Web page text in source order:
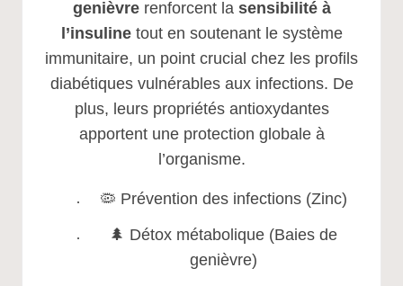
genièvrerenforcent la sensibilité à
l’insulinetout en soutenant le système
immunitaire, un point crucial chez les profils
diabétiques vulnérables aux infections. De
plus, leurs propriétés antioxydantes
apportent une protection globale à
l’organisme.
🦠 Prévention des infections (Zinc)
🌲 Détox métabolique (Baies de
genièvre)